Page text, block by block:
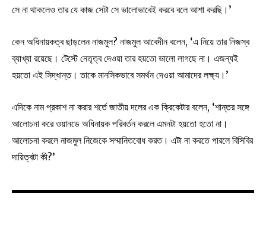
সে না থাকলেও তার যে কাজ সেটা সে ভালোভাবেই করবে বলে আশা করছি।’
কেন অধিনায়কত্ব ছাড়লেন নাজমুল? নাজমুল আবেদীন বলেন, ‘এ নিয়ে তার নিজস্ব
ব্যাখ্যা রয়েছে। টেস্টে নেতৃত্ব দেওয়া তার হয়তো ভালো লাগছে না। এজন্যই
হয়তো এই সিদ্ধান্ত। তাকে মানসিকভাবে সমর্থন দেওয়া আমাদের লক্ষ্য।’
এদিকে নাম প্রকাশ না করার শর্তে জাতীয় দলের এক ক্রিকেটার বলেন, ‘শান্তর সঙ্গে
আলোচনা করে ওয়ানডে অধিনায়ক পরিবর্তন করলে এমনটা হয়তো হতো না।
আলোচনা করলে নাজমুল নিজেকে সম্মানিতবোধ করত। এটা না করতে পারলে বিসিবির
দায়িত্বটা কী?’